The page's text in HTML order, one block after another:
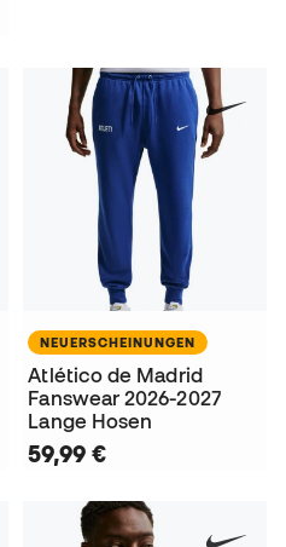
NEUERSCHEINUNGEN
Atlético de Madrid
Fanswear 2026-2027
Lange Hosen
59,99 €